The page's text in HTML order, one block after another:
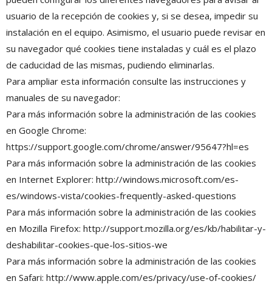
usuario de la recepción de cookies y, si se desea, impedir su
instalación en el equipo. Asimismo, el usuario puede revisar en
su navegador qué cookies tiene instaladas y cuál es el plazo
de caducidad de las mismas, pudiendo eliminarlas.
Para ampliar esta información consulte las instrucciones y
manuales de su navegador:
Para más información sobre la administración de las cookies
en Google Chrome:
https://support.google.com/chrome/answer/95647?hl=es
Para más información sobre la administración de las cookies
en Internet Explorer: http://windows.microsoft.com/es-
es/windows-vista/cookies-frequently-asked-questions
Para más información sobre la administración de las cookies
en Mozilla Firefox: http://support.mozilla.org/es/kb/habilitar-y-
deshabilitar-cookies-que-los-sitios-we
Para más información sobre la administración de las cookies
en Safari: http://www.apple.com/es/privacy/use-of-cookies/